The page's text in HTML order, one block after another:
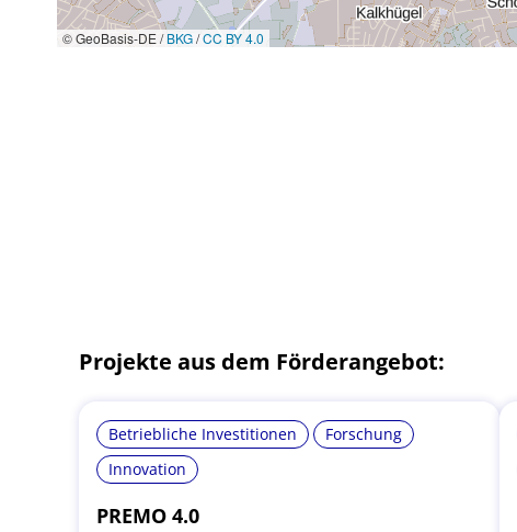
© GeoBasis-DE /BKG/CC BY 4.0
Projekte aus dem Förderangebot:
Betriebliche Investitionen
Forschung
Innovation
PREMO 4.0